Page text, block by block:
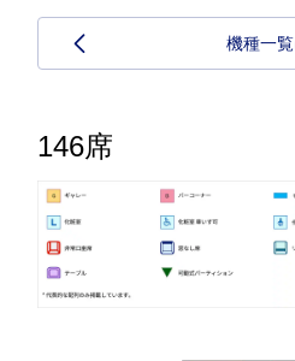
機種一
146席